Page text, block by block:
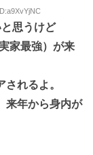
思うけど
家最強）が来
れるよ。
来年から身内が